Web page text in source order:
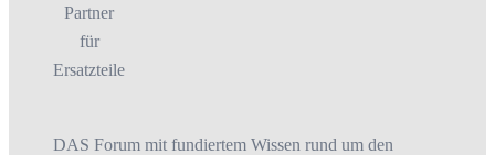
Partner
für
Ersatzteile
DAS Forum mit fundiertem Wissen rund um den